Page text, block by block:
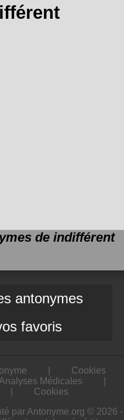
de indifférent
antonymes
favoris
Cookies
Médicales
Cookies
par Antonyme.org © 2026 -